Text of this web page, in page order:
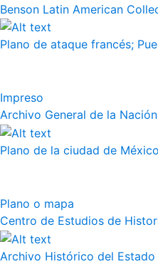
Benson Latin American
Plano de ataque francés;
Impreso
Archivo General de la Nación
Plano de la ciudad de
Plano o mapa
Centro de Estudios de
Archivo Histórico del Estado